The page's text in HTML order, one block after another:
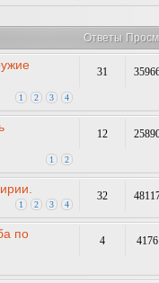
Ответы
1 2 3 4
31
1 2
12
1 2 3 4
32
по
4 4176